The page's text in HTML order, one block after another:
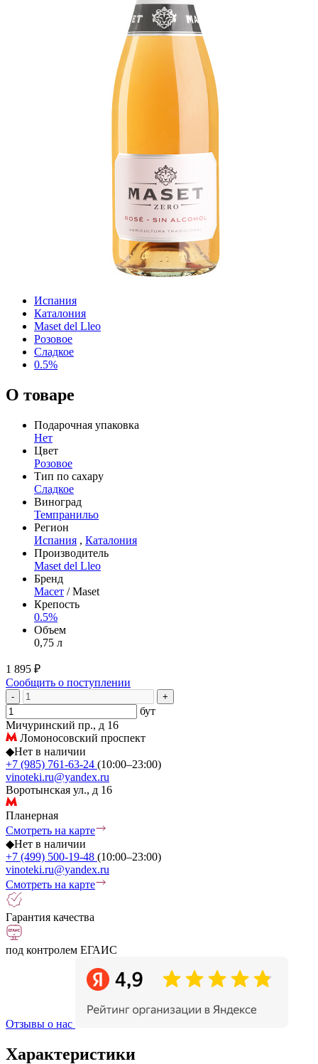
Испания
Каталония
Maset del Lleo
Розовое
Сладкое
0.5%
О товаре
Подарочная упаковка
Нет
Цвет
Розовое
Тип по сахару
Сладкое
Виноград
Темпранильо
Регион
Испания , Каталония
Производитель
Maset del Lleo
Бренд
Масет / Maset
Крепость
0.5%
Объем
0,75 л
1 895 ₽
Сообщить о поступлении
- +
бут
Мичуринский пр., д 16
Ломоносовский проспект
◆Нет в наличии
+7 (985) 761-63-24 (10:00–23:00)
vinoteki.ru@yandex.ru
Воротынская ул., д 16
Планерная
Смотреть на карте
◆Нет в наличии
+7 (499) 500-19-48 (10:00–23:00)
vinoteki.ru@yandex.ru
Смотреть на карте
Гарантия качества
под контролем ЕГАИС
Отзывы о нас
Характеристики